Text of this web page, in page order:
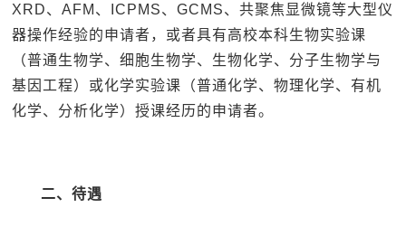
XRD、AFM、ICPMS、GCMS、共聚焦显微镜等大型仪
器操作经验的申请者，或者具有高校本科生物实验课
（普通生物学、细胞生物学、生物化学、分子生物学与
基因工程）或化学实验课（普通化学、物理化学、有机
化学、分析化学）授课经历的申请者。
二、待遇